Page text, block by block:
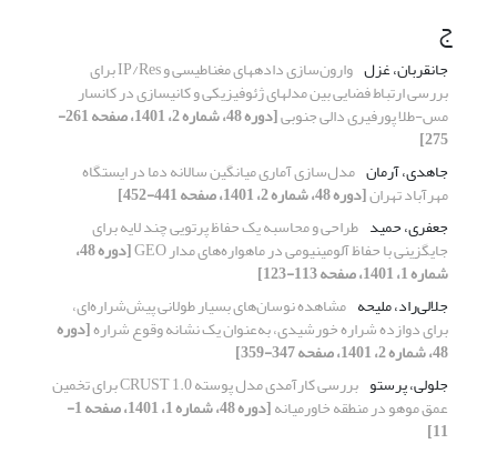
ج
جانقربان، غزل وارون‌‌سازی داده‎های مغناطیسی و IP/Res برای
بررسی ارتباط فضایی بین مدل‎های ژئوفیزیکی و کانی‎سازی در کانسار
مس-طلا پورفیری دالی جنوبی [دوره 48، شماره 2، 1401، صفحه 261-
275]
جاهدی، آرمان مدل‌سازی آماری میانگین سالا‌نه دما در ایستگاه
مهرآباد تهران[دوره 48، شماره 2، 1401، صفحه 441-452]
جعفری، حمید طراحی و محاسبه یک حفاظ پرتویی چند لایه برای
جایگزینی با حفاظ آلومینیومی در ماهواره‌‌های مدار GEO [دوره 48،
شماره 1، 1401، صفحه 113-123]
جلالی‌راد، ملیحه مشاهده نوسان‌های بسیار طولانی پیش‌شراره‌ای،
برای دوازده شراره خورشیدی، به‌‌‌عنوان یک نشانه وقوع شراره[دوره
48، شماره 2، 1401، صفحه 347-359]
جلولی، پرستو
بررسی کارآمدی مدل پوسته CRUST 1.0 برای تخمین
عمق موهو در منطقه خاورمیانه [دوره 48، شماره 1، 1401، صفحه 1-
11]